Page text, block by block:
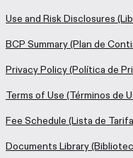
Use and Risk Disclosures
BCP Summary(Plan de
Privacy Policy(Política de
Terms of Use (Términos de
Fee Schedule (Lista de
Documents Library